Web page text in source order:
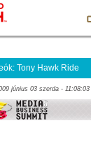
Tony Hawk Ride
június 03 szerda - 11:08:03